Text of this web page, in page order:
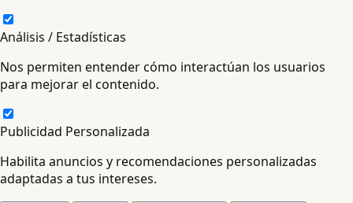
Análisis / Estadísticas
Nos permiten entender cómo interactúan los usuarios
para mejorar el contenido.
Publicidad Personalizada
Habilita anuncios y recomendaciones personalizadas
adaptadas a tus intereses.